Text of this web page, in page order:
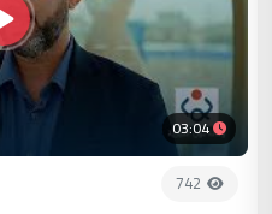
03:04
742